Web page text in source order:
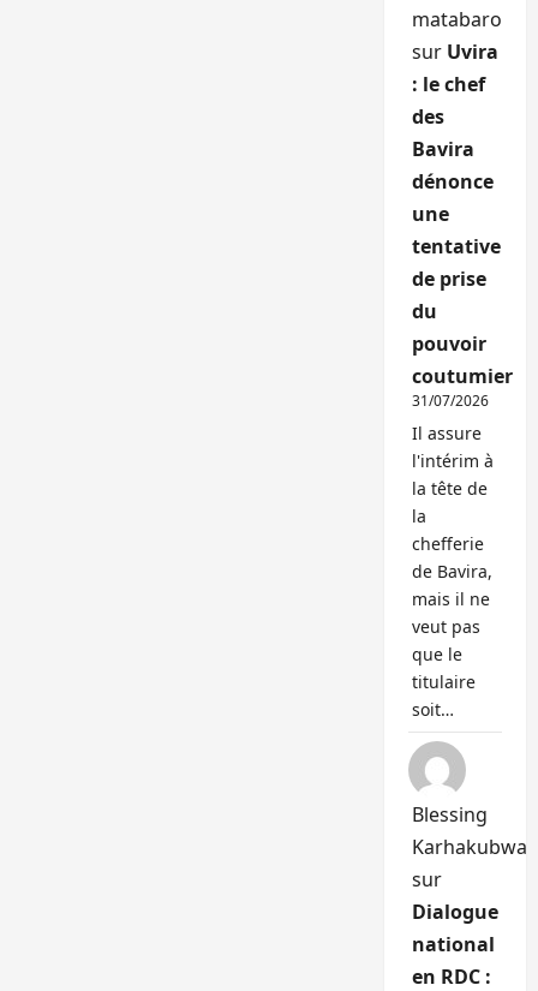
matabaro
sur Uvira
: le chef
des
Bavira
dénonce
une
tentative
de prise
du
pouvoir
coutumier
31/07/2026
Il assure
l'intérim à
la tête de
la
chefferie
de Bavira,
mais il ne
veut pas
que le
titulaire
soit…
Blessing
Karhakubwa
sur
Dialogue
national
en RDC :